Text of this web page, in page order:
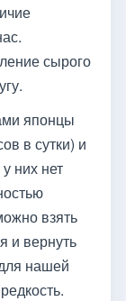
сырого
японцы
в сутки) и
них нет
взять
и вернуть
нашей